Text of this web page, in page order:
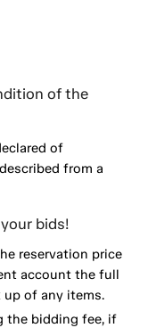
of the
of
from a
bids!
reservation price
account the full
up of any items.
the bidding fee, if